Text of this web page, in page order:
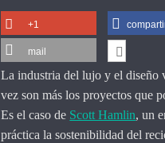
+1
mail
La industria del lujo y el diseño
vez son más los proyectos que
Es el caso de Scott Hamlin, un
práctica la sostenibilidad del